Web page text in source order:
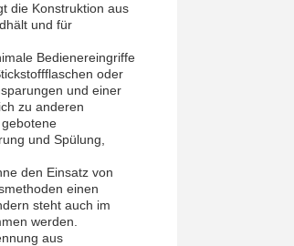
die Konstruktion aus
und für
Bedienereingriffe
oder
und einer
zu anderen
und Spülung,
den Einsatz von
einen
steht auch im
werden.
aus